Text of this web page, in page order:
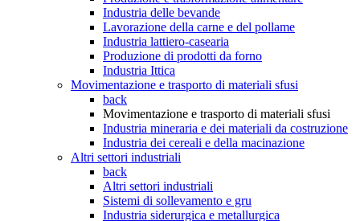
Industria delle bevande
Lavorazione della carne e del pollame
Industria lattiero-casearia
Produzione di prodotti da forno
Industria Ittica
Movimentazione e trasporto di materiali sfusi
back
Movimentazione e trasporto di materiali sfusi
Industria mineraria e dei materiali da costruzione
Industria dei cereali e della macinazione
Altri settori industriali
back
Altri settori industriali
Sistemi di sollevamento e gru
Industria siderurgica e metallurgica